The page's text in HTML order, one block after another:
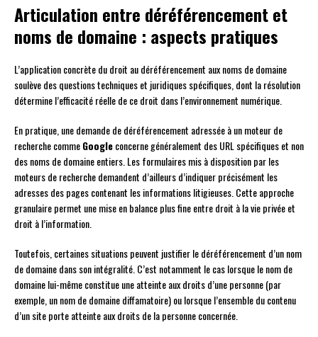
Articulation entre déréférencement et
noms de domaine : aspects pratiques
L’application concrète du droit au déréférencement aux noms de domaine
soulève des questions techniques et juridiques spécifiques, dont la résolution
détermine l’efficacité réelle de ce droit dans l’environnement numérique.
En pratique, une demande de déréférencement adressée à un moteur de
recherche commeGoogleconcerne généralement des URL spécifiques et non
des noms de domaine entiers. Les formulaires mis à disposition par les
moteurs de recherche demandent d’ailleurs d’indiquer précisément les
adresses des pages contenant les informations litigieuses. Cette approche
granulaire permet une mise en balance plus fine entre droit à la vie privée et
droit à l’information.
Toutefois, certaines situations peuvent justifier le déréférencement d’un nom
de domaine dans son intégralité. C’est notamment le cas lorsque le nom de
domaine lui-même constitue une atteinte aux droits d’une personne (par
exemple, un nom de domaine diffamatoire) ou lorsque l’ensemble du contenu
d’un site porte atteinte aux droits de la personne concernée.